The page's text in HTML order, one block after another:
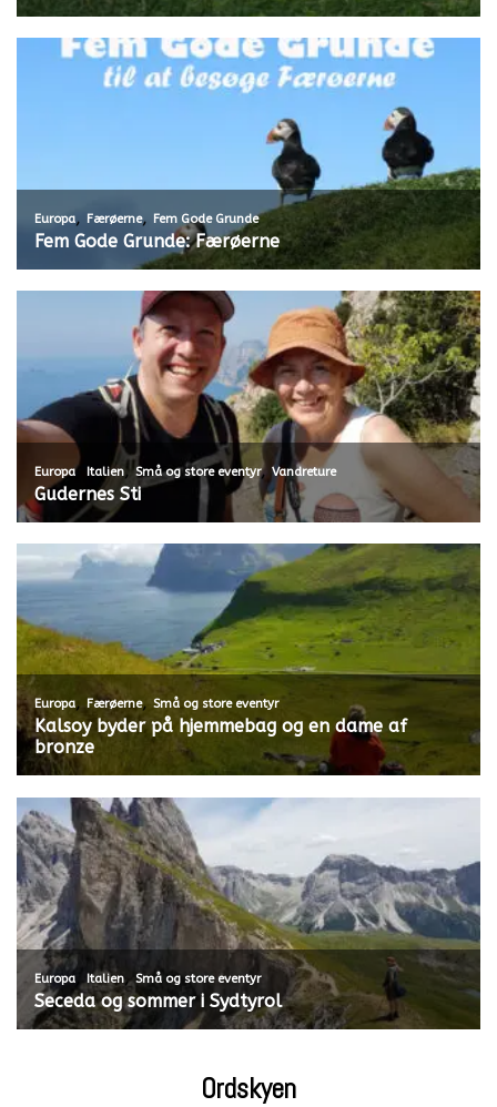
Europa, Færøerne, Fem Gode Grunde
Fem Gode Grunde: Færøerne
Europa, Italien,Små og store eventyr, Vandreture
Gudernes Sti
Europa, Færøerne, Små og store eventyr
Kalsoy byder på hjemmebag og en dame af
bronze
Europa Italien, Små og store eventyr
Seceda og sommer i Sydtyrol
Ordskyen